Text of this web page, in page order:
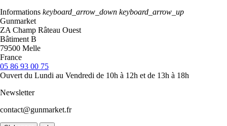
Informations keyboard_arrow_down keyboard_arrow_up
Gunmarket
ZA Champ Râteau Ouest
Bâtiment B
79500 Melle
France
05 86 93 00 75
Ouvert du Lundi au Vendredi de 10h à 12h et de 13h à 18h
Newsletter
contact@gunmarket.fr